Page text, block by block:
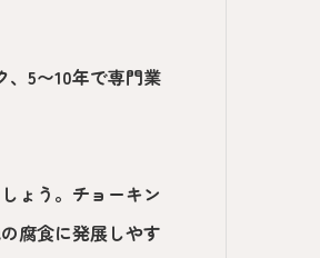
5〜10年で専門業
ょう。チョーキン
腐食に発展しやす